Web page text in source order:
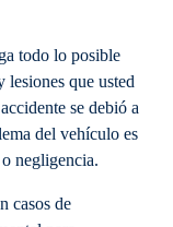
todo lo posible
lesiones que usted
se debió a
del vehículo es
negligencia.
casos de